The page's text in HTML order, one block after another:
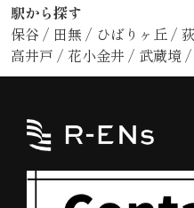
駅から探す
保谷 / 田無 / ひばりヶ丘 /
高井戸 / 花小金井 / 武蔵境 /